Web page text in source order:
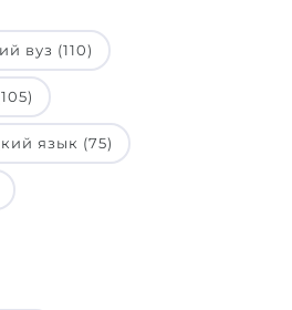
вуз (110)
язык (75)